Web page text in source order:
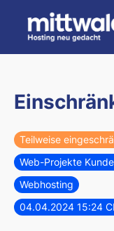
Teilweise
Web-Projekte
Webhosting
04.04.2024 15:24